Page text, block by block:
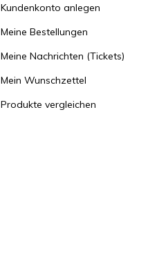
Kundenkonto anlegen
Meine Bestellungen
Meine Nachrichten (Tickets)
Mein Wunschzettel
Produkte vergleichen